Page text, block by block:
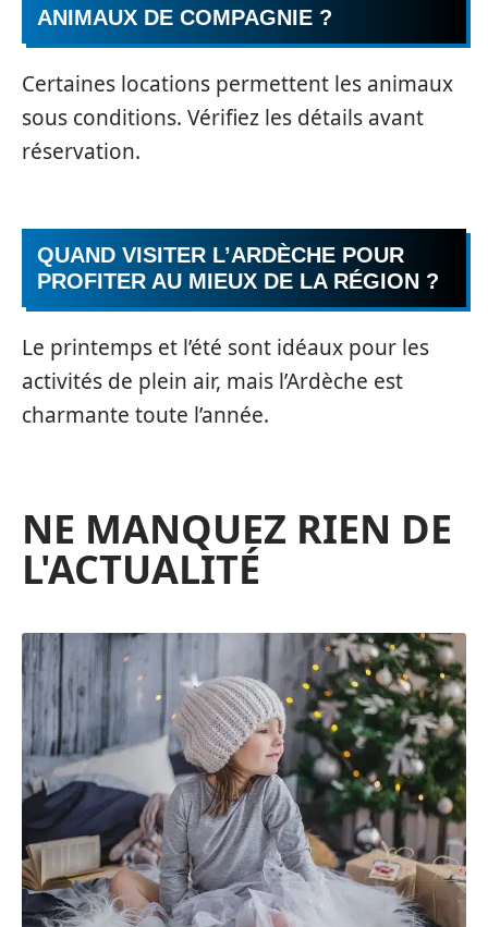
ANIMAUX DE COMPAGNIE ?
Certaines locations permettent les animaux
sous conditions. Vérifiez les détails avant
réservation.
QUAND VISITER L’ARDÈCHE POUR
PROFITER AU MIEUX DE LA RÉGION ?
Le printemps et l’été sont idéaux pour les
activités de plein air, mais l’Ardèche est
charmante toute l’année.
NE MANQUEZ RIEN DE
L'ACTUALITÉ